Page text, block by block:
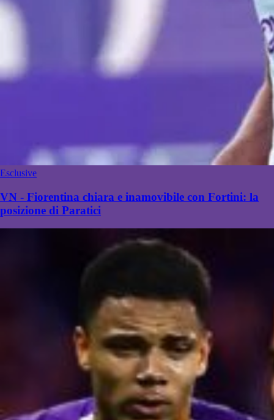
Esclusive
VN - Fiorentina chiara e inamovibile con Fortini: la
posizione di Paratici